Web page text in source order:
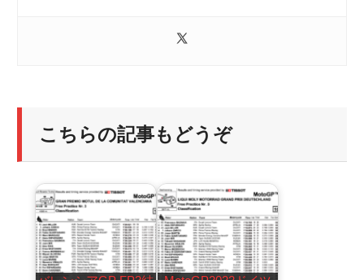
こちらの記事もどうぞ